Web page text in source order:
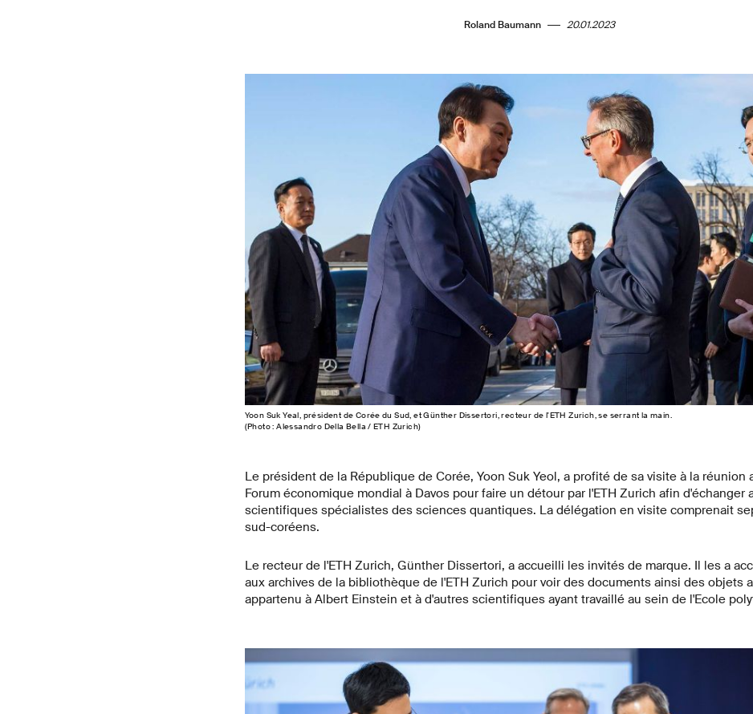
Roland Baumann 20.01.2023
Yoon Suk Yeal, président de Corée du Sud, et Günther Dissertori, recteur de l'ETH Zurich, se serrant la main.
(Photo : Alessandro Della Bella / ETH Zurich)
Le président de la République de Corée, Yoon Suk Yeol, a profité de sa visite à la réunion
Forum économique mondial à Davos pour faire un détour par l'ETH Zurich afin d'échanger
scientifiques spécialistes des sciences quantiques. La délégation en visite comprenait
sud-coréens.
Le recteur de l'ETH Zurich, Günther Dissertori, a accueilli les invités de marque. Il les a
aux archives de la bibliothèque de l'ETH Zurich pour voir des documents ainsi des objets
appartenu à Albert Einstein et à d'autres scientifiques ayant travaillé au sein de l'Ecole